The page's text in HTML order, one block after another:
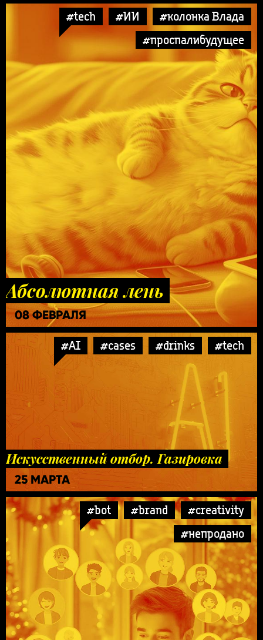
#tech #ИИ
#колонка Влада
#проспалибудущее
Абсолютная лень
08 ФЕВРАЛЯ
#AI #cases #drinks #tech
Искусственный отбор. Газировка
25 МАРТА
#bot #brand
#creativity
#непродано